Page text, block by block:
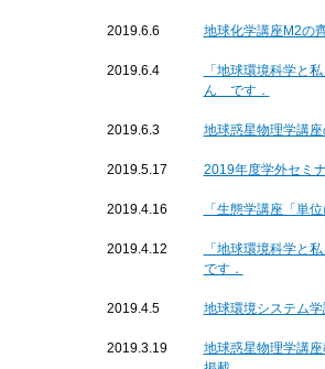
2019.6.6 地球化学講座M2の
2019.6.4
「地球環境科学と
ん です．
2019.6.3 地球惑星物理学講
2019.5.17 2019年度学外セミ
2019.4.16 「生態学講座「単
2019.4.12
「地球環境科学と
です．
2019.4.5 地球環境システム
2019.3.19
地球惑星物理学講